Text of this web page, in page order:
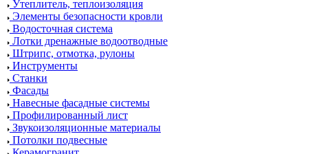
Утеплитель, теплоизоляция
Элементы безопасности кровли
Водосточная система
Лотки дренажные водоотводные
Штрипс, отмотка, рулоны
Инструменты
Станки
Фасады
Навесные фасадные системы
Профилированный лист
Звукоизоляционные материалы
Потолки подвесные